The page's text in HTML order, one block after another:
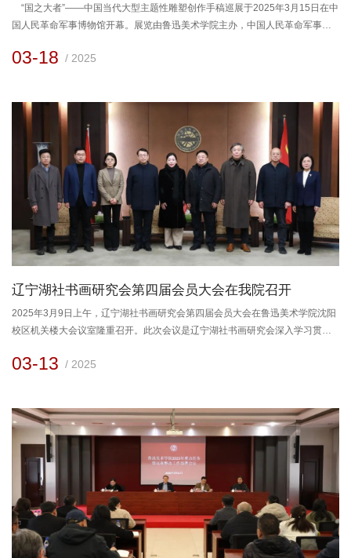
“国之大者”——中国当代大型主题性雕塑创作手稿巡展于2025年3月15日在中
国人民革命军事博物馆开幕。展览由鲁迅美术学院主办，中国人民革命军事博
贯彻习近平文化思想的具体举措，是全国美术工作者致力于红色革命题材主题
03-18 / 2025
辽宁湖社书画研究会第四届会员大会在我院召开
2025年3月9日上午，辽宁湖社书画研究会第四届会员大会在鲁迅美术学院沈阳
校区机关楼大会议室隆重召开。此次会议是辽宁湖社书画研究会深入学习贯彻
要指示批示精神，全面推进文化强省战略召开的一次换届大会，也是辽宁湖社
03-13 / 2025